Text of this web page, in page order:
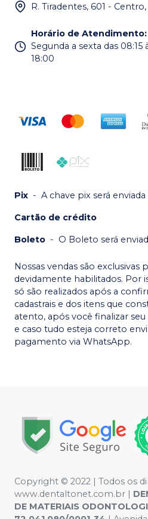
R. Tiradentes, 601 -
Horário de Atendimento:
Segunda a sexta das 08:15
18:00
Pix - A chave pix será
Cartão de crédito
Boleto - O Boleto será
Nossas vendas são exclusivas
devidamente habilitados. Por
só são realizados após a
cadastrais e dos itens que
atento, após você finalizar
e caso tudo esteja correto
pagamento via WhatsApp.
Copyright © 2022 | Todos os
www.dentaltonet.com.br |
DE MATERIAIS